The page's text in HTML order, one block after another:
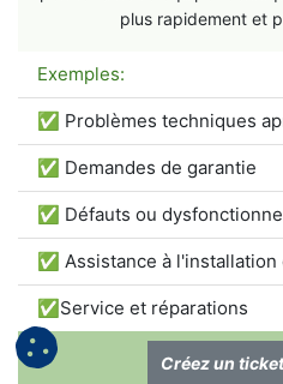
plus rapidement et
Exemples:
✅ Problèmes techniques
✅ Demandes de garantie
✅ Défauts ou
✅ Assistance à
✅Service et réparations
Créez un